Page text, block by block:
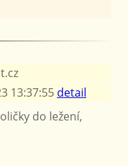
13:37:55 detail
do ležení,